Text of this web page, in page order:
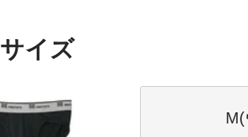
サイズ